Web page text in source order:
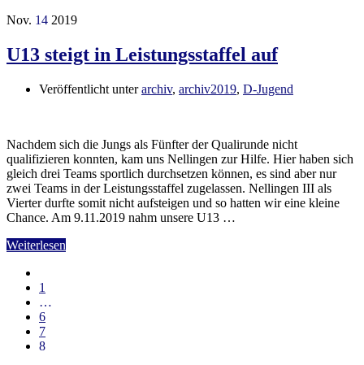
Nov. 14 2019
U13 steigt in Leistungsstaffel auf
Veröffentlicht unterarchiv, archiv2019, D-Jugend
Nachdem sich die Jungs als Fünfter der Qualirunde nicht
qualifizieren konnten, kam uns Nellingen zur Hilfe. Hier haben sich
gleich drei Teams sportlich durchsetzen können, es sind aber nur
zwei Teams in der Leistungsstaffel zugelassen. Nellingen III als
Vierter durfte somit nicht aufsteigen und so hatten wir eine kleine
Chance. Am 9.11.2019 nahm unsere U13 …
Weiterlesen
1
…
6
7
8